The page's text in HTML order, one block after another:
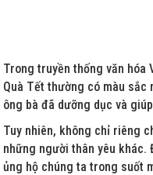
Trong truyền thống văn hóa
Quà Tết thường có màu
ông bà đã dưỡng dục và
Tuy nhiên, không chỉ riêng
những người thân yêu
ủng hộ chúng ta trong suốt